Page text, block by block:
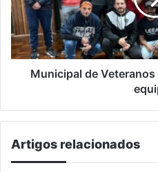
terá
seis
equipes
Municipal de
Artigos relacionados